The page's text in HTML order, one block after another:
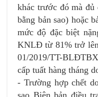
khác trước đó mà
bằng bản sao) hoặc
mức độ đặc biệt
KNLĐ từ 81% trở
01/2019/TT-
cấp tuất hàng tháng
- Trường hợp chết
sao Biên bản điều